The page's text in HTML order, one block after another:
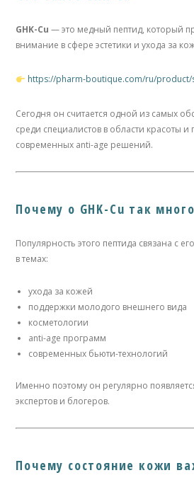
GHK-Cu — это медный пептид, который
внимание в сфере эстетики и ухода за
https://pharm-boutique.com/ru/product/
Сегодня он считается одной из самых
среди специалистов в области красоты
современных anti-age решений.
Почему о GHK-Cu так
Популярность этого пептида связана с
в темах:
ухода за кожей
поддержки молодого внешнего вида
косметологии
anti-age программ
современных бьюти-технологий
Именно поэтому он регулярно
экспертов и блогеров.
Почему состояние кожи